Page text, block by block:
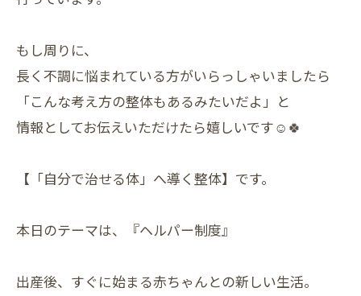
もし周りに、
長く不調に悩まれている方がいらっしゃいましたら
「こんな考え方の整体もあるみたいだよ」と
情報としてお伝えいただけたら嬉しいです☺️🍀
【「自分で治せる体」へ導く整体】です。
本日のテーマは、『ヘルパー制度』
出産後、すぐに始まる赤ちゃんとの新しい生活。